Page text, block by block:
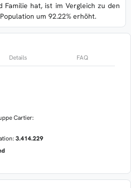
Familie hat, ist im Vergleich zu den
um 92.22% erhöht.
Details FAQ
Cartier:
3.414.229